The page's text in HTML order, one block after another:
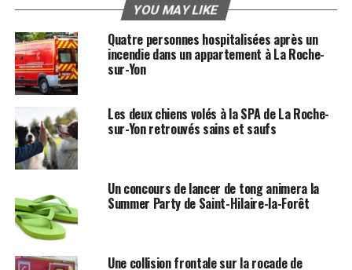
YOU MAY LIKE
Quatre personnes hospitalisées après un
incendie dans un appartement à La Roche-
sur-Yon
Les deux chiens volés à la SPA de La Roche-
sur-Yon retrouvés sains et saufs
Un concours de lancer de tong animera la
Summer Party de Saint-Hilaire-la-Forêt
Une collision frontale sur la rocade de